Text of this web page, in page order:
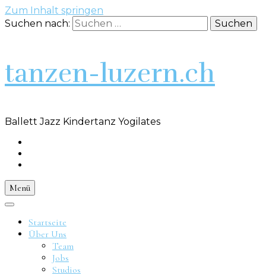
Zum Inhalt springen
Suchen nach:
tanzen-luzern.ch
Ballett Jazz Kindertanz Yogilates
Menü
Startseite
Über Uns
Team
Jobs
Studios